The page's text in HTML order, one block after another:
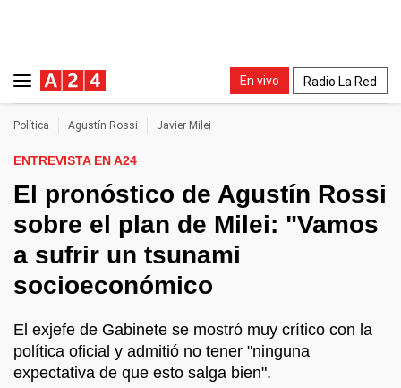
En vivo Radio La Red
Política Agustín Rossi Javier Milei
ENTREVISTA EN A24
El pronóstico de Agustín Rossi
sobre el plan de Milei: "Vamos
a sufrir un tsunami
socioeconómico
El exjefe de Gabinete se mostró muy crítico con la
política oficial y admitió no tener "ninguna
expectativa de que esto salga bien".